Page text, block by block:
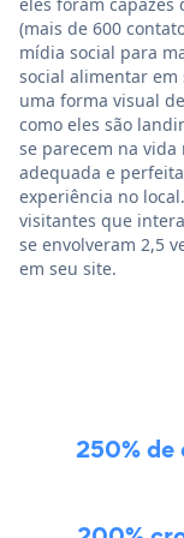
(mais de 600
mídia social para
social alimentar
uma forma visual
como eles são
se parecem na
adequada e
experiência no
visitantes que
se envolveram 2,5
em seu site.
250% de